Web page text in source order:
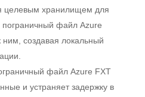
целевым хранилищем для
файл Azure
ним, создавая локальный
файл Azure FXT
и устраняет задержку в